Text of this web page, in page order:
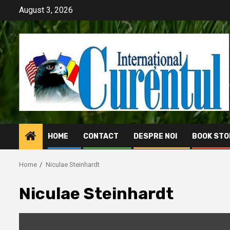
content
August 3, 2026
HOME CONTACT DESPRE NOI BOOK
Home Niculae Steinhardt
Niculae Steinhardt